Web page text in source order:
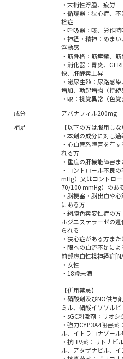
・末梢性浮腫、疲労
・循環器：狭心症、
栓症
・呼吸器：咳、労作
・神経・精神：めま
浮動感
・筋骨格：筋痙攣、
・消化器：胃炎、
快、肝酵素上昇
・泌尿生殖：尿路感
増加、勃起増強（持続
・眼：視覚異常（色
成分
アバナフィル200mg
補足
【以下の方は服用しな
・本剤の成分に対し
・心血管系障害を有
れる方
・重度の肝機能障害
・コントロール不良
mHg）⼜はコントロ
70/100 mmHg）のあ
・脳梗塞・脳出血や
にある方
・網膜色素変性症の
ホジエステラーゼの
られる］
・狭心症がある方ま
・眼への血流不足に
前部虚血性視神経症
・女性
・18歳未満
【併用禁忌】
・硝酸剤及びNO供与
ミル、硝酸イソソル
・sGC刺激剤：リオシ
・強力CYP3A4阻害
ル、イトラコナゾール
・抗HIV薬：リトナビ
ル、アタザナビル、